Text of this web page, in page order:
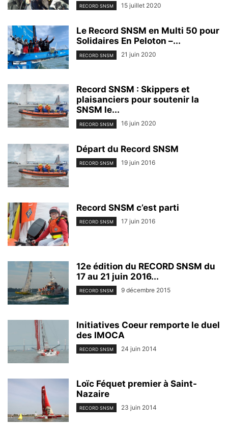
RECORD SNSM 15 juillet 2020
Le Record SNSM en Multi 50 pour
Solidaires En Peloton –...
RECORD SNSM 21 juin 2020
Record SNSM : Skippers et
plaisanciers pour soutenir la
SNSM le...
RECORD SNSM 16 juin 2020
Départ du Record SNSM
RECORD SNSM 19 juin 2016
Record SNSM c’est parti
RECORD SNSM 17 juin 2016
12e édition du RECORD SNSM du
17 au 21 juin 2016...
RECORD SNSM 9 décembre 2015
Initiatives Coeur remporte le duel
des IMOCA
RECORD SNSM 24 juin 2014
Loïc Féquet premier à Saint-
Nazaire
RECORD SNSM 23 juin 2014